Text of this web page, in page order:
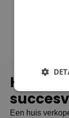
Hoe
Een huis